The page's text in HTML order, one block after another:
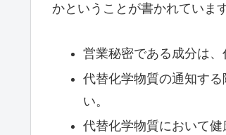
かということが書かれています
営業秘密である成分は、
代替化学物質の通知す
い。
代替化学物質において